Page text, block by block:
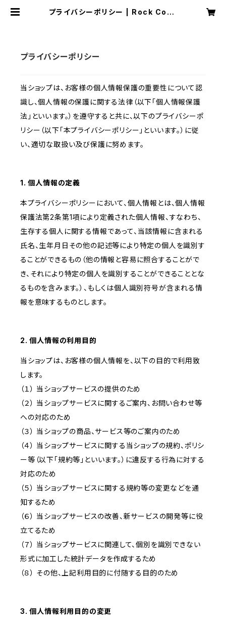
プライバシーポリシー | Rock Coun
プライバシーポリシー
当ショップは、お客様の個人情報保護の重要性について認
識し、個人情報の保護に関する法律（以下「個人情報保護
法」といいます。）を遵守すると共に、以下のプライバシーポ
リシー（以下「本プライバシーポリシー」といいます。）に従
い、適切な取扱い及び保護に努めます。
1. 個人情報の定義
本プライバシーポリシーにおいて、個人情報とは、個人情報
保護法第2条第1項により定義された個人情報、すなわち、
生存する個人に関する情報であって、当該情報に含まれる
氏名、生年月日その他の記述等により特定の個人を識別す
ることができるもの（他の情報と容易に照合することがで
き、それにより特定の個人を識別することができることとな
るものを含みます。）、もしくは個人識別符号が含まれる情
報を意味するものとします。
2. 個人情報の利用目的
当ショップは、お客様の個人情報を、以下の目的で利用致
します。
（１） 当ショップサービスの提供のため
（２） 当ショップサービスに関するご案内、お問い合わせ等
への対応のため
（３） 当ショップの商品、サービス等のご案内のため
（４） 当ショップサービスに関する当ショップの規約、ポリシ
ー等（以下「規約等」といいます。）に違反する行為に対する
対応のため
（５） 当ショップサービスに関する規約等の変更などを通
知するため
（６） 当ショップサービスの改善、新サービスの開発等に役
立てるため
（７） 当ショップサービスに関連して、個別を識別できない
形式に加工した統計データを作成するため
（８） その他、上記利用目的に付随する目的のため
3. 個人情報利用目的の変更